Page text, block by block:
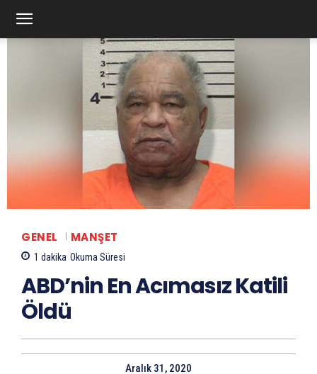
GENEL MANŞET
1 dakika Okuma Süresi
ABD’nin En Acımasız Katili
Öldü
Aralık 31, 2020